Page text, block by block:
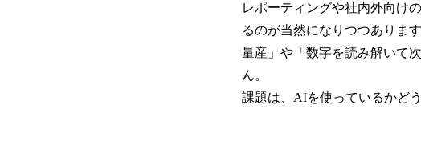
レポーティングや社内外向け
るのが当然になりつつありま
量産」や「数字を読み解いて
ん。
課題は、AIを使っているかど